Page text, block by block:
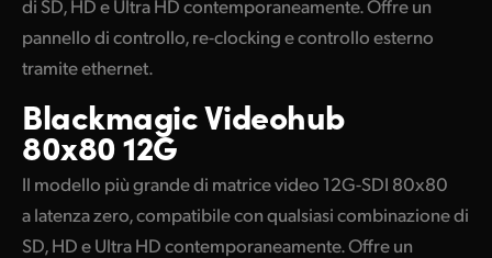
di SD, HD e Ultra HD contemporaneamente. Offre un
pannello di controllo, re-clocking e controllo esterno
tramite ethernet.
BlackmagicVideohub
80x80 12G
Il modello più grande di matrice video 12G-SDI 80x80
a latenza zero, compatibile con qualsiasi combinazione di
SD, HD e Ultra HD contemporaneamente. Offre un